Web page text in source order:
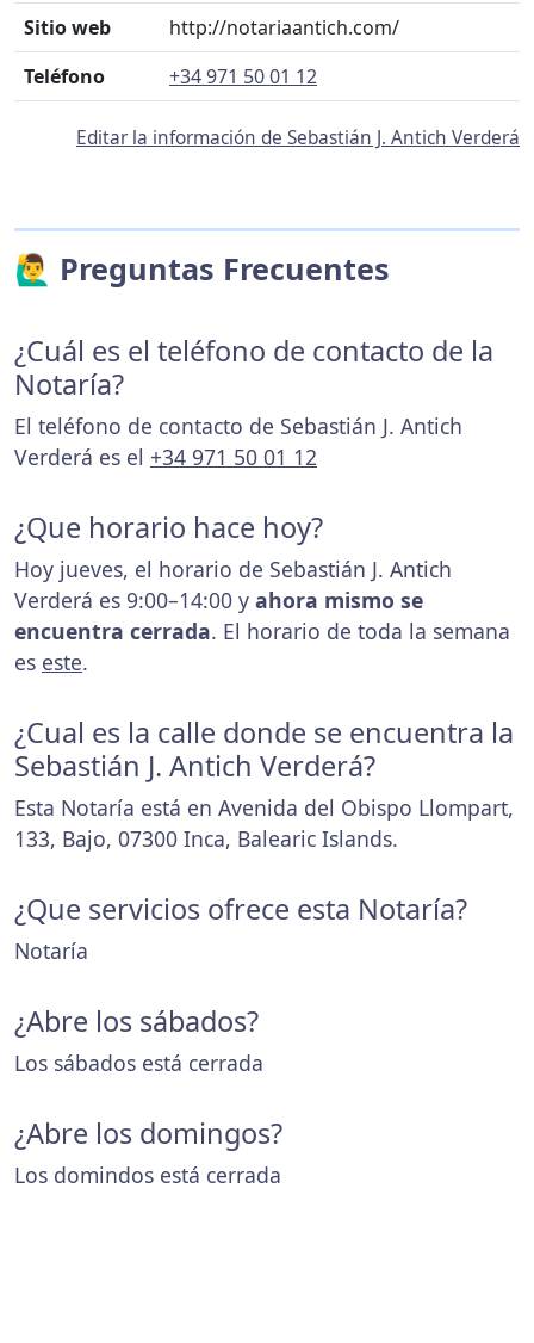
Sitio web
http://notariaantich.com/
Teléfono
+34 971 50 01 12
Editar la información de Sebastián J. Antich Verderá
🙋‍♂️ Preguntas Frecuentes
¿Cuál es el teléfono de contacto de la
Notaría?
El teléfono de contacto de Sebastián J. Antich
Verderá es el +34 971 50 01 12
¿Que horario hace hoy?
Hoy jueves, el horario de Sebastián J. Antich
Verderá es 9:00–14:00 y ahora mismo se
encuentra cerrada. El horario de toda la semana
es este.
¿Cual es la calle donde se encuentra la
Sebastián J. Antich Verderá?
Esta Notaría está en Avenida del Obispo Llompart,
133, Bajo, 07300 Inca, Balearic Islands.
¿Que servicios ofrece esta Notaría?
Notaría
¿Abre los sábados?
Los sábados está cerrada
¿Abre los domingos?
Los domindos está cerrada